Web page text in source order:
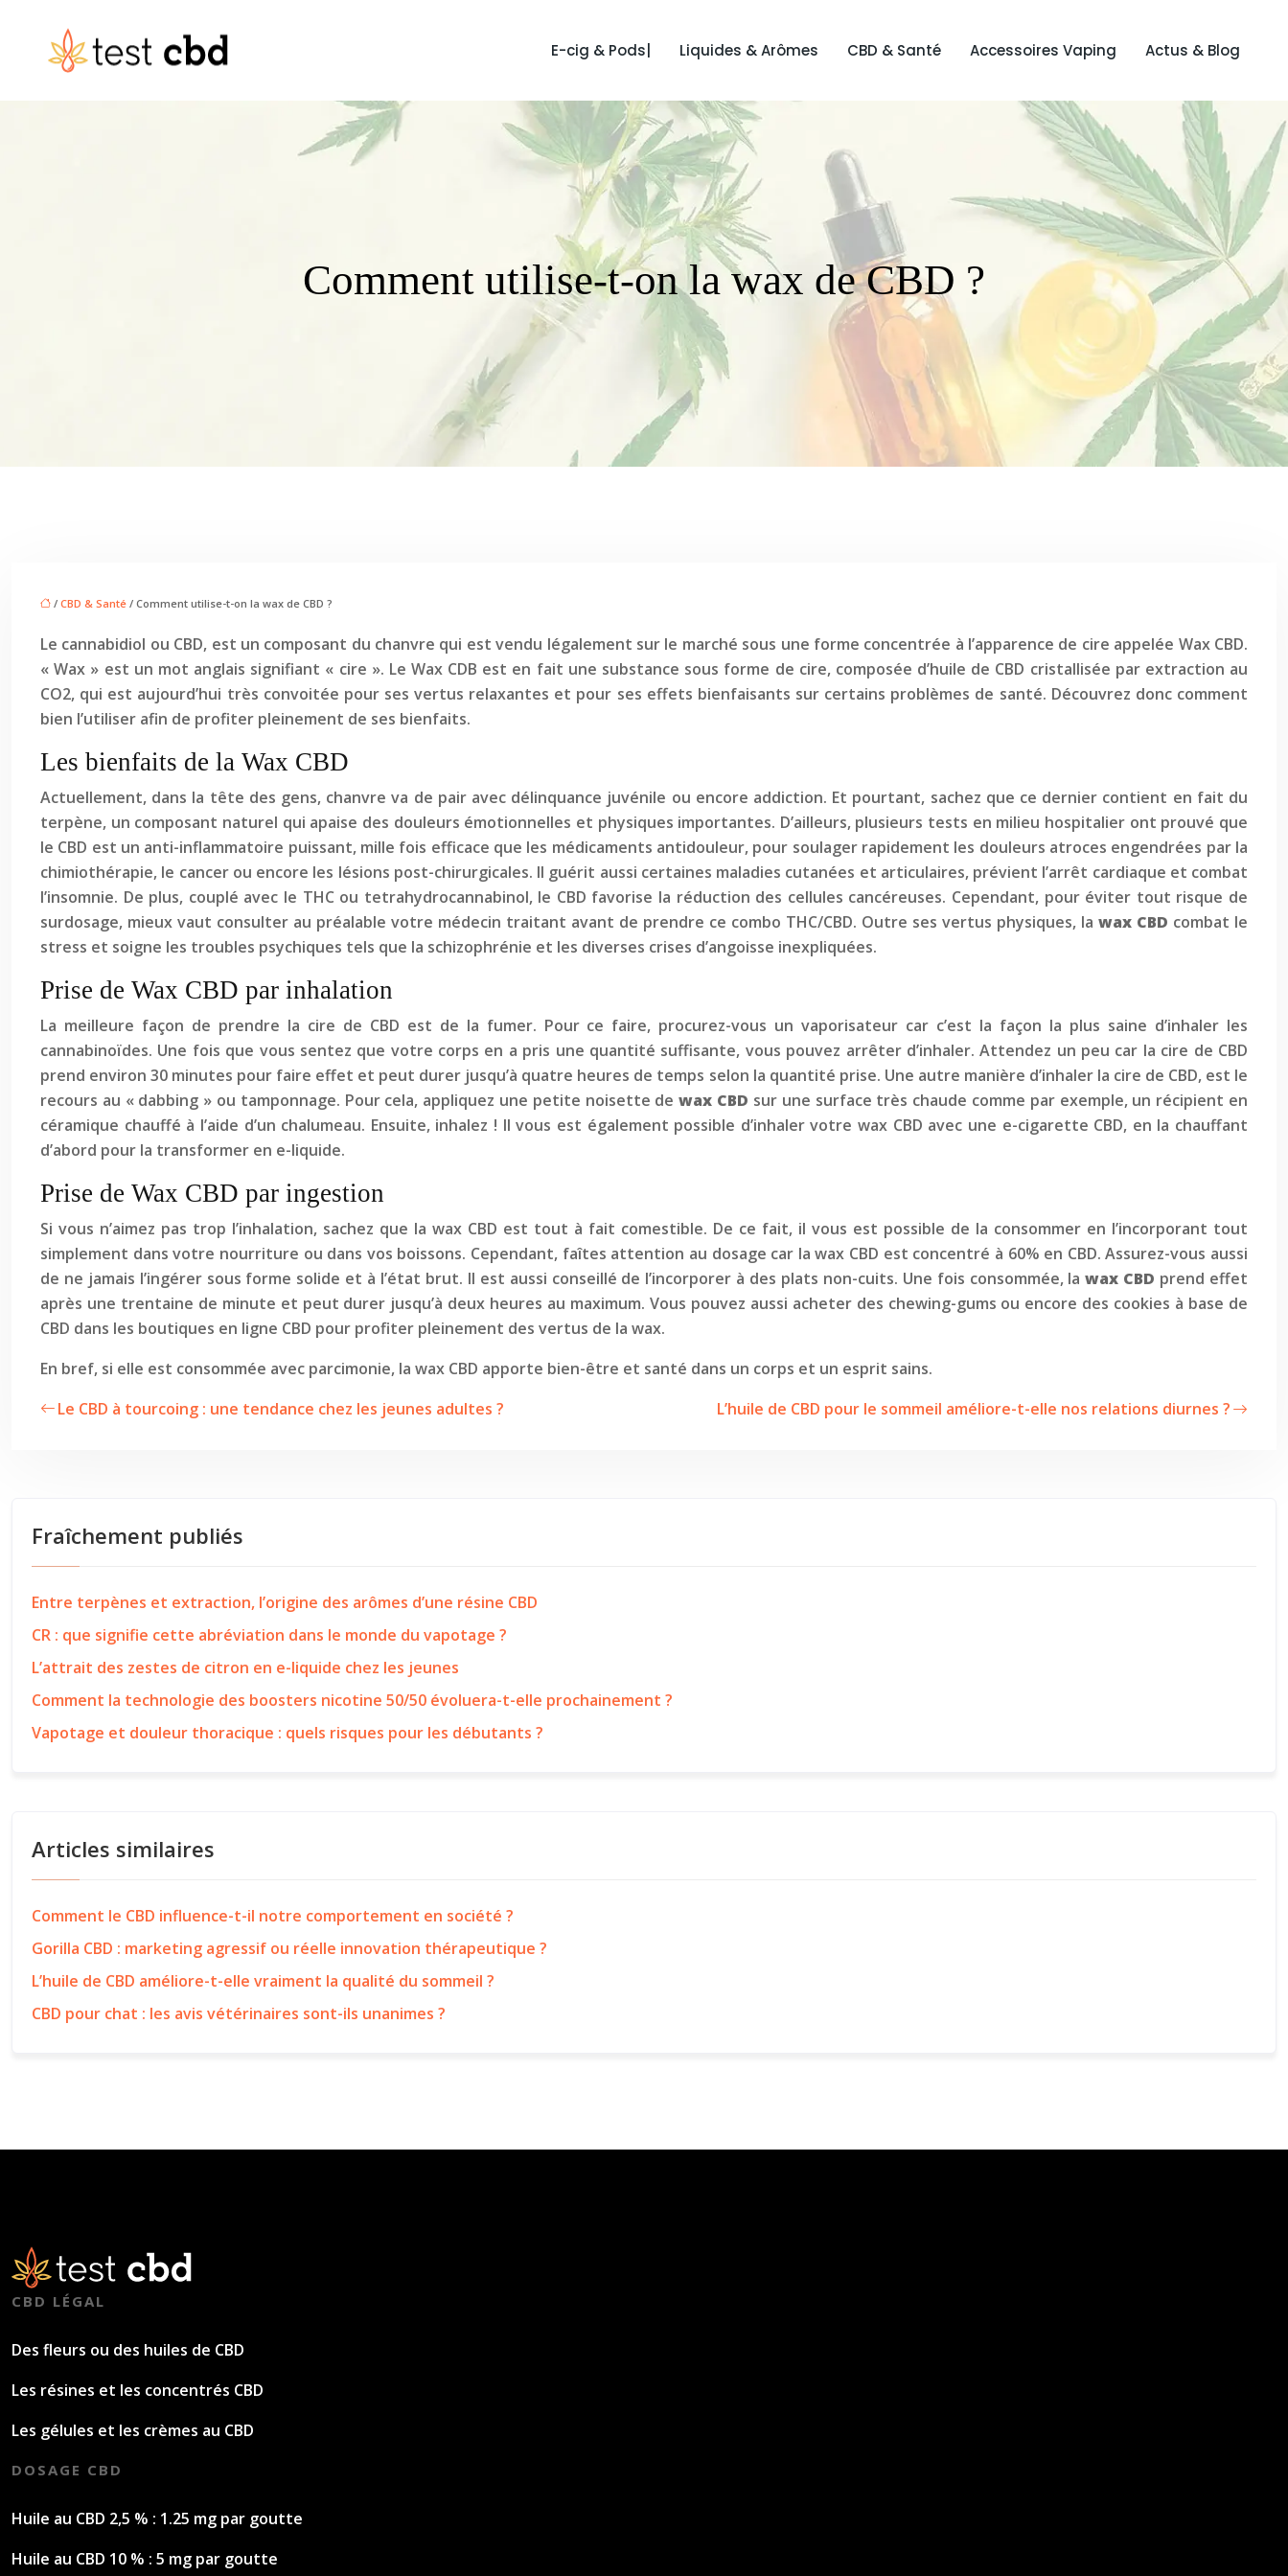
E-cig & Pods| Liquides & Arômes CBD & Santé Accessoires Vaping Actus & Blog
Comment utilise-t-on la wax de CBD ?
/ CBD & Santé / Comment utilise-t-on la wax de CBD ?
Le cannabidiol ou CBD, est un composant du chanvre qui est vendu légalement sur le marché sous une forme concentrée à l’apparence de cire appelée Wax CBD.
« Wax » est un mot anglais signifiant « cire ». Le Wax CDB est en fait une substance sous forme de cire, composée d’huile de CBD cristallisée par extraction au
CO2, qui est aujourd’hui très convoitée pour ses vertus relaxantes et pour ses effets bienfaisants sur certains problèmes de santé. Découvrez donc comment
bien l’utiliser afin de profiter pleinement de ses bienfaits.
Les bienfaits de la Wax CBD
Actuellement, dans la tête des gens, chanvre va de pair avec délinquance juvénile ou encore addiction. Et pourtant, sachez que ce dernier contient en fait du
terpène, un composant naturel qui apaise des douleurs émotionnelles et physiques importantes. D’ailleurs, plusieurs tests en milieu hospitalier ont prouvé que
le CBD est un anti-inflammatoire puissant, mille fois efficace que les médicaments antidouleur, pour soulager rapidement les douleurs atroces engendrées par la
chimiothérapie, le cancer ou encore les lésions post-chirurgicales. Il guérit aussi certaines maladies cutanées et articulaires, prévient l’arrêt cardiaque et combat
l’insomnie. De plus, couplé avec le THC ou tetrahydrocannabinol, le CBD favorise la réduction des cellules cancéreuses. Cependant, pour éviter tout risque de
surdosage, mieux vaut consulter au préalable votre médecin traitant avant de prendre ce combo THC/CBD. Outre ses vertus physiques, la wax CBD combat le
stress et soigne les troubles psychiques tels que la schizophrénie et les diverses crises d’angoisse inexpliquées.
Prise de Wax CBD par inhalation
La meilleure façon de prendre la cire de CBD est de la fumer. Pour ce faire, procurez-vous un vaporisateur car c’est la façon la plus saine d’inhaler les
cannabinoïdes. Une fois que vous sentez que votre corps en a pris une quantité suffisante, vous pouvez arrêter d’inhaler. Attendez un peu car la cire de CBD
prend environ 30 minutes pour faire effet et peut durer jusqu’à quatre heures de temps selon la quantité prise. Une autre manière d’inhaler la cire de CBD, est le
recours au « dabbing » ou tamponnage. Pour cela, appliquez une petite noisette dewax CBD sur une surface très chaude comme par exemple, un récipient en
céramique chauffé à l’aide d’un chalumeau. Ensuite, inhalez ! Il vous est également possible d’inhaler votre wax CBD avec une e-cigarette CBD, en la chauffant
d’abord pour la transformer en e-liquide.
Prise de Wax CBD par ingestion
Si vous n’aimez pas trop l’inhalation, sachez que la wax CBD est tout à fait comestible. De ce fait, il vous est possible de la consommer en l’incorporant tout
simplement dans votre nourriture ou dans vos boissons. Cependant, faîtes attention au dosage car la wax CBD est concentré à 60% en CBD. Assurez-vous aussi
de ne jamais l’ingérer sous forme solide et à l’état brut. Il est aussi conseillé de l’incorporer à des plats non-cuits. Une fois consommée, lawax CBD prend effet
après une trentaine de minute et peut durer jusqu’à deux heures au maximum. Vous pouvez aussi acheter des chewing-gums ou encore des cookies à base de
CBD dans les boutiques en ligne CBD pour profiter pleinement des vertus de la wax.
En bref, si elle est consommée avec parcimonie, la wax CBD apporte bien-être et santé dans un corps et un esprit sains.
Le CBD à tourcoing : une tendance chez les jeunes adultes ?
L’huile de CBD pour le sommeil améliore-t-elle nos relations diurnes ?
Fraîchement publiés
Entre terpènes et extraction, l’origine des arômes d’une résine CBD
CR : que signifie cette abréviation dans le monde du vapotage ?
L’attrait des zestes de citron en e-liquide chez les jeunes
Comment la technologie des boosters nicotine 50/50 évoluera-t-elle prochainement ?
Vapotage et douleur thoracique : quels risques pour les débutants ?
Articles similaires
Comment le CBD influence-t-il notre comportement en société ?
Gorilla CBD : marketing agressif ou réelle innovation thérapeutique ?
L’huile de CBD améliore-t-elle vraiment la qualité du sommeil ?
CBD pour chat : les avis vétérinaires sont-ils unanimes ?
CBD LÉGAL
Des fleurs ou des huiles de CBD
Les résines et les concentrés CBD
Les gélules et les crèmes au CBD
DOSAGE CBD
Huile au CBD 2,5 % : 1.25 mg par goutte
Huile au CBD 10 % : 5 mg par goutte